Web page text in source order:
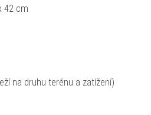
42 cm
na druhu terénu a zatížení)